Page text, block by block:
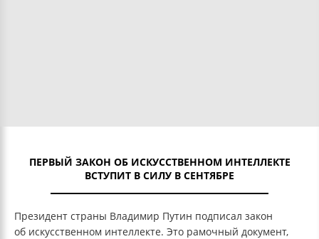
ПЕРВЫЙ ЗАКОН ОБ ИСКУССТВЕННОМ ИНТЕЛЛЕКТЕ
ВСТУПИТ В СИЛУ В СЕНТЯБРЕ
Президент страны Владимир Путин подписал закон
об искусственном интеллекте. Это рамочный документ,